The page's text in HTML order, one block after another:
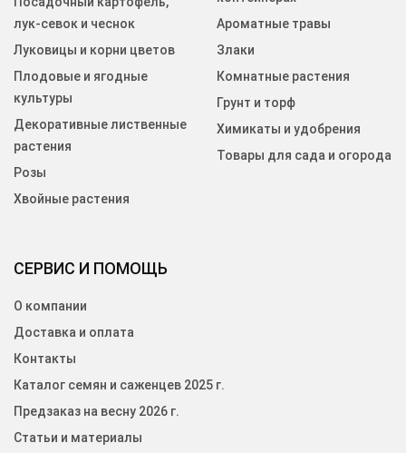
СЕРВИС И ПОМОЩЬ
О компании
Доставка и оплата
Контакты
Каталог семян и саженцев 2025 г.
Предзаказ на весну 2026 г.
Статьи и материалы
лук-севок и чеснок
Луковицы и корни цветов
Плодовые и ягодные
культуры
Декоративные лиственные
растения
Розы
Хвойные растения
Ароматные травы
Злаки
Комнатные растения
Грунт и торф
Химикаты и удобрения
Товары для сада и огорода